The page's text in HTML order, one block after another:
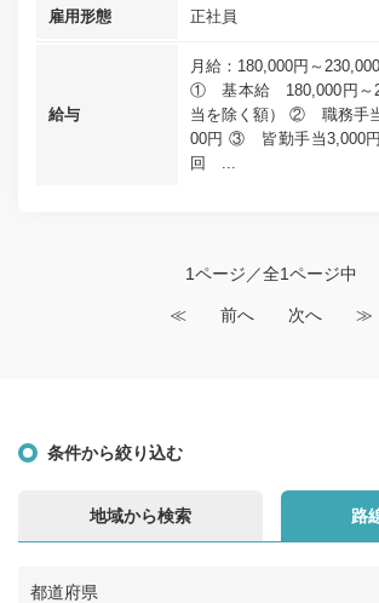
雇用形態 正社員
給与
月給：180,000円～
① 基本給 180,000円～
当を除く額） ② 職務手
00円 ③ 皆勤手当3,000
回 ...
1ページ／全1ページ中
≪ 前へ 次へ ≫
条件から絞り込む
地域から検索 路
都道府県